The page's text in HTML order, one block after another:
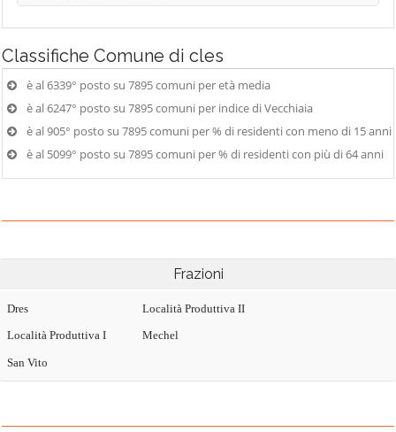
Classifiche Comune di cles
è al 6339° posto su 7895 comuni per età media
è al 6247° posto su 7895 comuni per indice di Vecchiaia
è al 905° posto su 7895 comuni per % di residenti con meno di 15 anni
è al 5099° posto su 7895 comuni per % di residenti con più di 64 anni
Frazioni
Dres
Località Produttiva I
Località Produttiva II
Mechel
San Vito